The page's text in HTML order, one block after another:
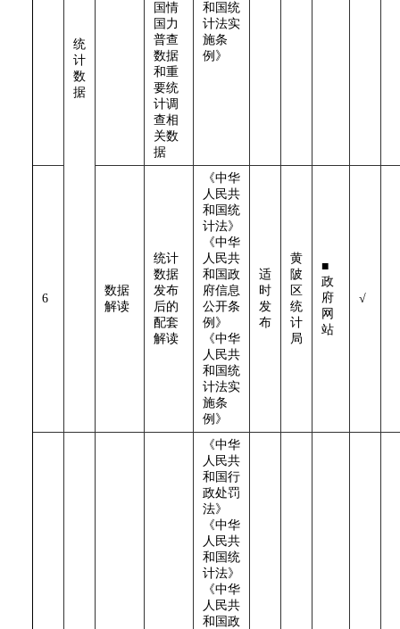
统
计
数
据
国情
国力
普查
数据
和重
要统
计调
查相
关数
据
和国统
计法实
施条
例》
6
数据
解读
统计
数据
发布
后的
配套
解读
《中华
人民共
和国统
计法》
《中华
人民共
和国政
府信息
公开条
例》
《中华
人民共
和国统
计法实
施条
例》
适
时
发
布
黄
陂
区
统
计
局
■
政
府
网
站
√
《中华
人民共
和国行
政处罚
法》
《中华
人民共
和国统
计法》
《中华
人民共
和国政